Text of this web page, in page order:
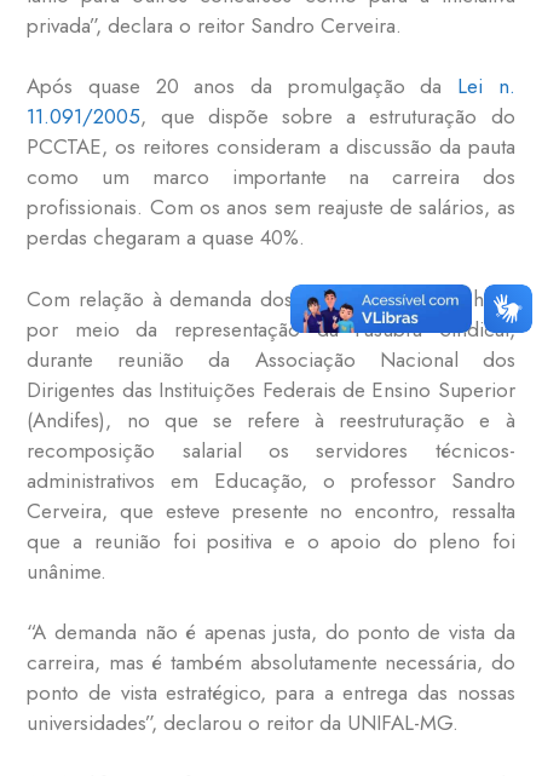
privada”, declara o reitor Sandro Cerveira.
Após quase 20 anos da promulgação da Lei n.
11.091/2005, que dispõe sobre a estruturação do
PCCTAE, os reitores consideram a discussão da pauta
como um marco importante na carreira dos
profissionais. Com os anos sem reajuste de salários, as
perdas chegaram a quase 40%.
Com relação à demanda dos TAEs apresentada, hoje,
por meio da representação da Fasubra Sindical,
durante reunião da Associação Nacional dos
Dirigentes das Instituições Federais de Ensino Superior
(Andifes), no que se refere à reestruturação e à
recomposição salarial os servidores técnicos-
administrativos em Educação, o professor Sandro
Cerveira, que esteve presente no encontro, ressalta
que a reunião foi positiva e o apoio do pleno foi
unânime.
“A demanda não é apenas justa, do ponto de vista da
carreira, mas é também absolutamente necessária, do
ponto de vista estratégico, para a entrega das nossas
universidades”, declarou o reitor da UNIFAL-MG.